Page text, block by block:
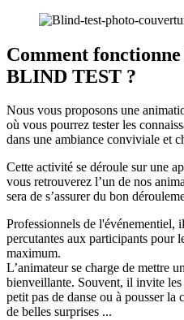
Comment
BLIND TEST ?
Nous vous proposons une
où vous pourrez tester les
dans une ambiance conviviale et
Cette activité se déroule sur une
vous retrouverez l’un de nos
sera de s’assurer du bon
Professionnels de l'événementiel,
percutantes aux participants pour
maximum.
L’animateur se charge de mettre
bienveillante. Souvent, il invite
petit pas de danse ou à pousser la
de belles surprises ...